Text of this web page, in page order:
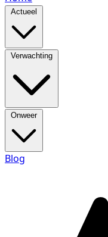
Actueel
Verwachting
Onweer
Blog